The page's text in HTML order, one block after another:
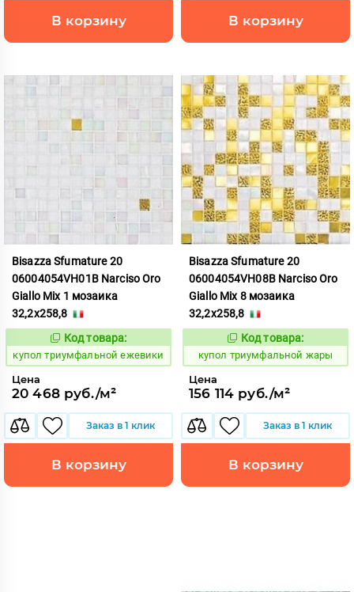
В корзину В корзину
Bisazza Sfumature 20
06004054VH01B Narciso Oro
Giallo Mix 1 мозаика
32,2x258,8
856774
Код товара:
купол триумфальной ежевики
Цена
20 468 руб./м²
Заказ в 1 клик
В корзину
Bisazza Sfumature 20
06004054VH08B Narciso Oro
Giallo Mix 8 мозаика
32,2x258,8
856775
Код товара:
купол триумфальной жары
Цена
156 114 руб./м²
Заказ в 1 клик
В корзину